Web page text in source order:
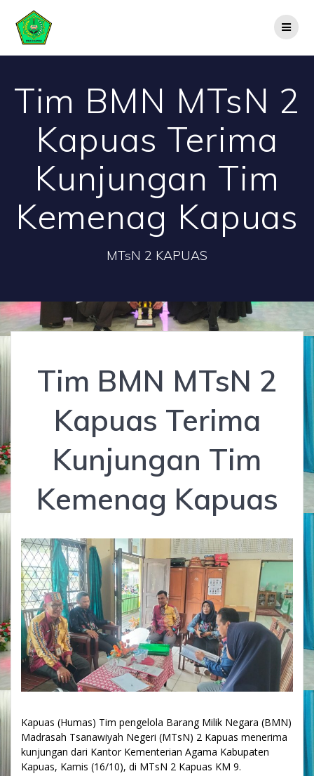
Tim BMN MTsN 2
Kapuas Terima
Kunjungan Tim
Kemenag Kapuas
MTsN 2 KAPUAS
Tim BMN MTsN 2
Kapuas Terima
Kunjungan Tim
Kemenag Kapuas
Kapuas (Humas) Tim pengelola Barang Milik Negara (BMN)
Madrasah Tsanawiyah Negeri (MTsN) 2 Kapuas menerima
kunjungan dari Kantor Kementerian Agama Kabupaten
Kapuas, Kamis (16/10), di MTsN 2 Kapuas KM 9.